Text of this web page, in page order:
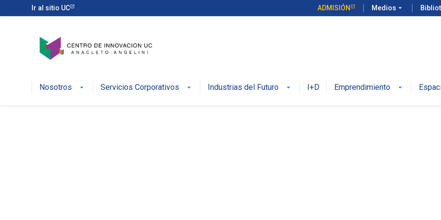
Ir al sitio UC ADMISIÓN Medios arrow_drop_down
Nosotros Servicios Corporativos Industrias del Futuro I+D Emprendimiento